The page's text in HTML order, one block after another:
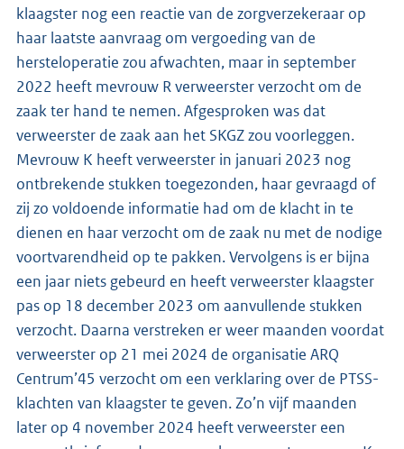
klaagster nog een reactie van de zorgverzekeraar op
haar laatste aanvraag om vergoeding van de
hersteloperatie zou afwachten, maar in september
2022 heeft mevrouw R verweerster verzocht om de
zaak ter hand te nemen. Afgesproken was dat
verweerster de zaak aan het SKGZ zou voorleggen.
Mevrouw K heeft verweerster in januari 2023 nog
ontbrekende stukken toegezonden, haar gevraagd of
zij zo voldoende informatie had om de klacht in te
dienen en haar verzocht om de zaak nu met de nodige
voortvarendheid op te pakken. Vervolgens is er bijna
een jaar niets gebeurd en heeft verweerster klaagster
pas op 18 december 2023 om aanvullende stukken
verzocht. Daarna verstreken er weer maanden voordat
verweerster op 21 mei 2024 de organisatie ARQ
Centrum’45 verzocht om een verklaring over de PTSS-
klachten van klaagster te geven. Zo’n vijf maanden
later op 4 november 2024 heeft verweerster een